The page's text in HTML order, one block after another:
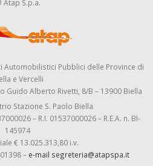
Atap S.p.a.
Automobilistici Pubblici delle Province di
e Vercelli
Guido Alberto Rivetti, 8/B – 13900 Biella
Stazione S. Paolo Biella
– R.I. 01537000026 – R.E.A. n. BI-
145974
€ 13.025.313,80 i.v.
– e-mail segreteria@atapspa.it